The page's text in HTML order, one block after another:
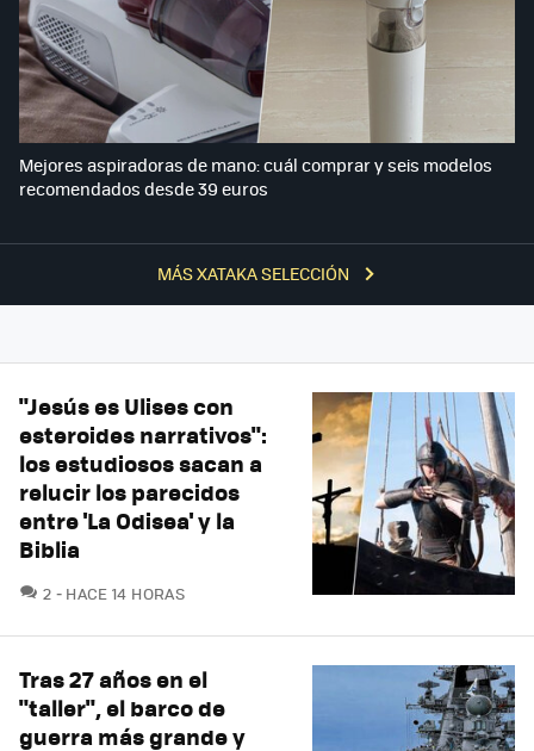
MÁS XATAKA SELECCIÓN
Mejores aspiradoras de mano: cuál comprar y seis modelos
recomendados desde 39 euros
"Jesús es Ulises con
esteroides narrativos":
los estudiosos sacan a
relucir los parecidos
entre 'La Odisea' y la
Biblia
2 COMENTARIOS
HACE 14 HORAS
Tras 27 años en el
"taller", el barco de
guerra más grande y